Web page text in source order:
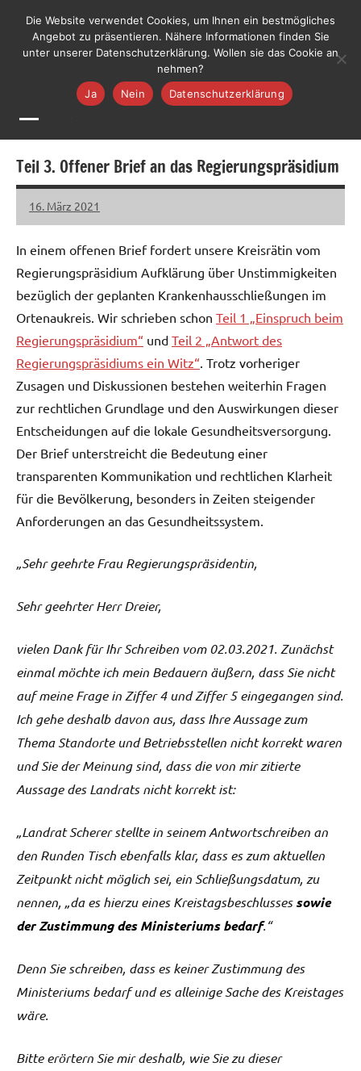
springen
LiLO
Liste
Lebenswerte
Ortenau
Jetzt mitmachen
Teil 3. Offener Brief an das Regierungspräsidium
16. März 2021
LiLO
Keine
In einem offenen Brief fordert unsere Kreisrätin vom
Regierungspräsidium Aufklärung über Unstimmigkeiten
bezüglich der geplanten Krankenhausschließungen im
Ortenaukreis. Wir schrieben schon Teil 1 „Einspruch beim
Regierungspräsidium“ und Teil 2 „Antwort des
Regierungspräsidiums ein Witz“ . Trotz vorheriger
Zusagen und Diskussionen bestehen weiterhin Fragen
zur rechtlichen Grundlage und den Auswirkungen dieser
Entscheidungen auf die lokale Gesundheitsversorgung.
Der Brief unterstreicht die Bedeutung einer
transparenten Kommunikation und rechtlichen Klarheit
für die Bevölkerung, besonders in Zeiten steigender
Anforderungen an das Gesundheitssystem.
„Sehr geehrte Frau Regierungspräsidentin,
Sehr geehrter Herr Dreier,
vielen Dank für Ihr Schreiben vom 02.03.2021. Zunächst
einmal möchte ich mein Bedauern äußern, dass Sie nicht
auf meine Frage in Ziffer 4 und Ziffer 5 eingegangen sind.
Ich gehe deshalb davon aus, dass Ihre Aussage zum
Thema Standorte und Betriebsstellen nicht korrekt waren
und Sie der Meinung sind, dass die von mir zitierte
Aussage des Landrats nicht korrekt ist:
„Landrat Scherer stellte in seinem Antwortschreiben an
den Runden Tisch ebenfalls klar, dass es zum aktuellen
Zeitpunkt nicht möglich sei, ein Schließungsdatum, zu
nennen, „da es hierzu eines Kreistagsbeschlussessowie
der Zustimmung des Ministeriums bedarf.“
Denn Sie schreiben, dass es keiner Zustimmung des
Ministeriums bedarf und es alleinige Sache des Kreistages
wäre.
Bitte erörtern Sie mir deshalb, wie Sie zu dieser
Die Website verwendet Cookies, um Ihnen ein bestmögliches
Angebot zu präsentieren. Nähere Informationen finden Sie
unter unserer Datenschutzerklärung. Wollen sie das Cookie an
nehmen?
Ja
Nein Datenschutzerklärung